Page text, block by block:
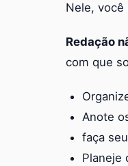
Nele, você
Redação
com que
Anote
faça
Planeje